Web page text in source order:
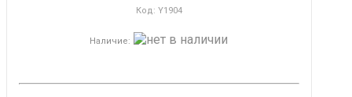
Код: Y1904
Наличие: